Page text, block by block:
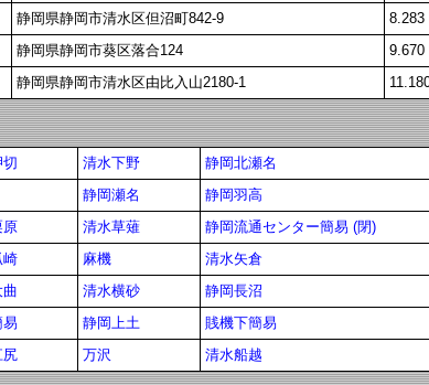
静岡県静岡市清水区但沼町842-9 8.283
静岡県静岡市葵区落合124 9.670
静岡県静岡市清水区由比入山2180-1
清水下野 静岡北瀬名
静岡瀬名 静岡羽高
原 清水草薙 静岡流通センター簡易 (閉)
崎 麻機 清水矢倉
清水横砂 静岡長沼
易 静岡上土 賎機下簡易
尻 万沢 清水船越